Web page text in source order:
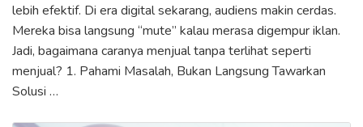
lebih efektif. Di era digital sekarang, audiens makin cerdas.
Mereka bisa langsung “mute” kalau merasa digempur iklan.
Jadi, bagaimana caranya menjual tanpa terlihat seperti
menjual? 1. Pahami Masalah, Bukan Langsung Tawarkan
Solusi …